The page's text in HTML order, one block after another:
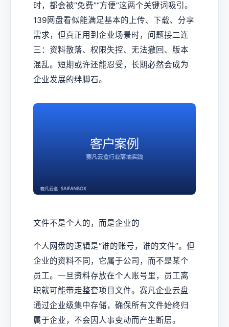
时，都会被“免费”“方便”这两个关键词吸引。
139网盘看似能满足基本的上传、下载、分享
需求，但真正用到企业场景时，问题接二连
三：资料散落、权限失控、无法撤回、版本
混乱。短期或许还能忍受，长期必然会成为
企业发展的绊脚石。
文件不是个人的，而是企业的
个人网盘的逻辑是“谁的账号，谁的文件”。但
企业的资料不同，它属于公司，而不是某个
员工。一旦资料存放在个人账号里，员工离
职就可能带走整套项目文件。赛凡企业云盘
通过企业级集中存储，确保所有文件始终归
属于企业，不会因人事变动而产生断层。